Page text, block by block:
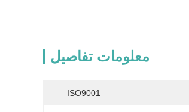
معلومات تفاصيل
ISO9001